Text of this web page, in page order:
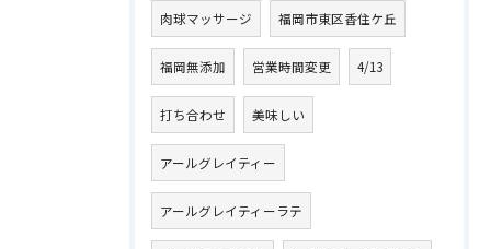
肉球マッサージ 福岡市東区香住ケ丘
福岡無添加 営業時間変更 4/13
打ち合わせ 美味しい
アールグレイティー
アールグレイティーラテ